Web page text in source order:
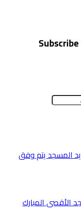
المسجد يتم وفق